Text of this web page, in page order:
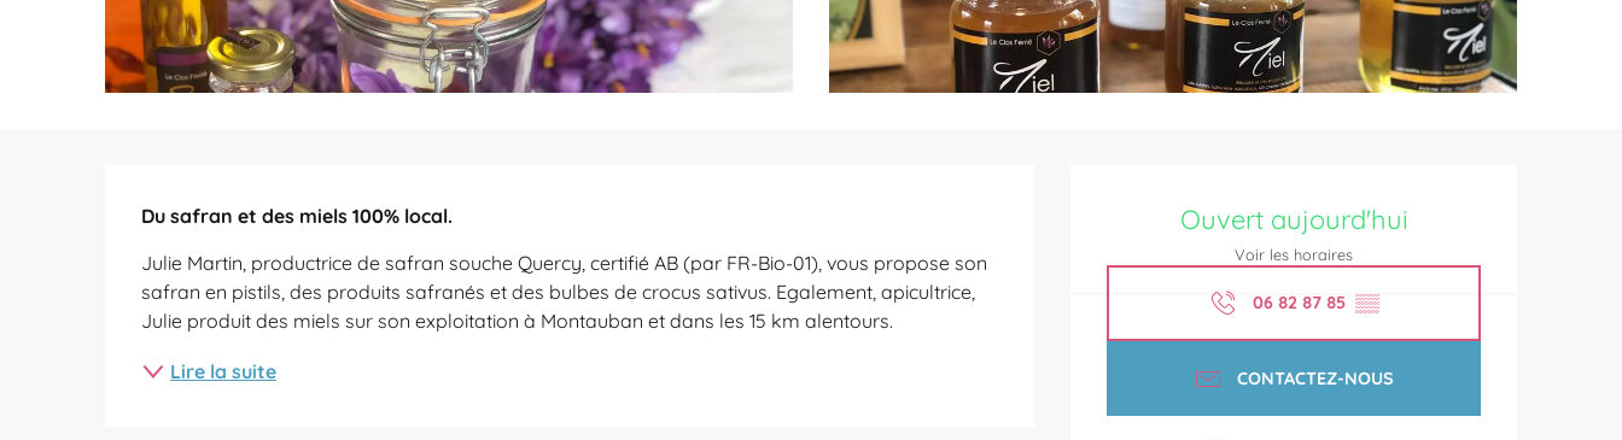
Ouvert aujourd'hui
Voir les horaires
06 82 87 85 ▒▒
CONTACTEZ-NOUS
Du safran et des miels 100% local.
Julie Martin, productrice de safran souche Quercy, certifié AB (par FR-Bio-01), vous propose son
safran en pistils, des produits safranés et des bulbes de crocus sativus. Egalement, apicultrice,
Julie produit des miels sur son exploitation à Montauban et dans les 15 km alentours.
Lire la suite